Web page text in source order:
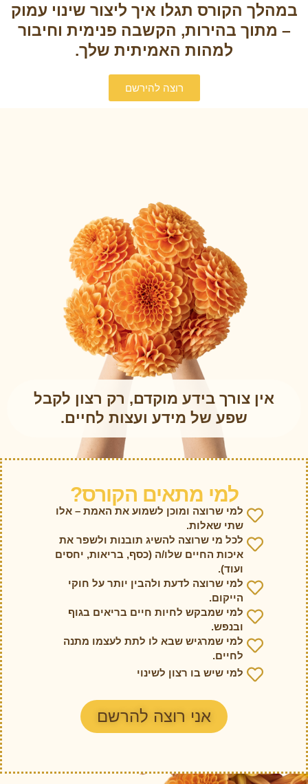
במהלך הקורס תגלו איך ליצור שינוי עמוק
– מתוך בהירות, הקשבה פנימית וחיבור
למהות האמיתית שלך.
רוצה להירשם
אין צורך בידע מוקדם, רק רצון לקבל
שפע של מידע ועצות לחיים.
למי מתאים הקורס?
למי שרוצה ומוכן לשמוע את האמת – אלו
שתי שאלות.
לכל מי שרוצה להשיג תובנות ולשפר את
איכות החיים שלו/ה (כסף, בריאות, יחסים
ועוד).
למי שרוצה לדעת ולהבין יותר על חוקי
הייקום.
למי שמבקש לחיות חיים בריאים בגוף
ובנפש.
למי שמרגיש שבא לו לתת לעצמו מתנה
לחיים.
למי שיש בו רצון לשינוי
אני רוצה להרשם